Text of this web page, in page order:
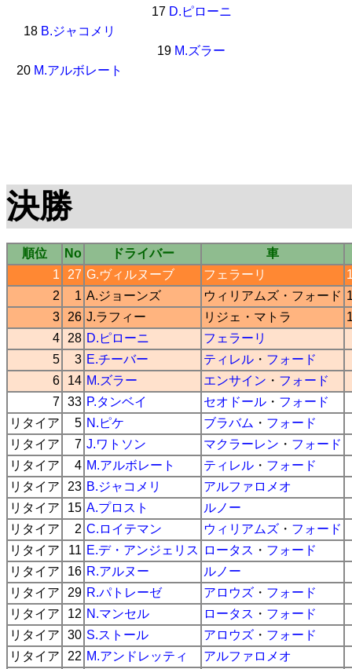
17 D.ピローニ
18 B.ジャコメリ
19 M.ズラー
20 M.アルボレート
決勝
順位 No ドライバー
車
1
27 G.ヴィルヌーブ フェラーリ
2
1 A.ジョーンズ ウィリアムズ ・ フォード
3
26 J.ラフィー リジェ ・ マトラ
4
28 D.ピローニ
フェラーリ
5
3 E.チーバー ティレル ・ フォード
6
14 M.ズラー エンサイン ・ フォード
7 33 P.タンベイ セオドール ・ フォード
リタイア
5 N.ピケ ブラバム ・ フォード
リタイア
7 J.ワトソン マクラーレン ・ フォード
リタイア
4 M.アルボレート ティレル ・ フォード
リタイア
23 B.ジャコメリ
アルファロメオ
リタイア
15 A.プロスト
ルノー
リタイア
2 C.ロイテマン ウィリアムズ ・ フォード
リタイア
11 E.デ・アンジェリス ロータス ・ フォード
リタイア
16 R.アルヌー
ルノー
リタイア
29 R.パトレーゼ アロウズ ・ フォード
リタイア
12 N.マンセル ロータス ・ フォード
リタイア
30 S.ストール アロウズ ・ フォード
リタイア
22 M.アンドレッティ
アルファロメオ